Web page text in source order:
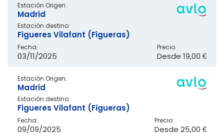
Estación Origen:
Madrid
Estación destino:
Figueres Vilafant (Figueras)
Fecha:
03/11/2025
Precio:
Desde 19,00 €
Estación Origen:
Madrid
Estación destino:
Figueres Vilafant (Figueras)
Fecha:
09/09/2025
Precio:
Desde 25,00 €